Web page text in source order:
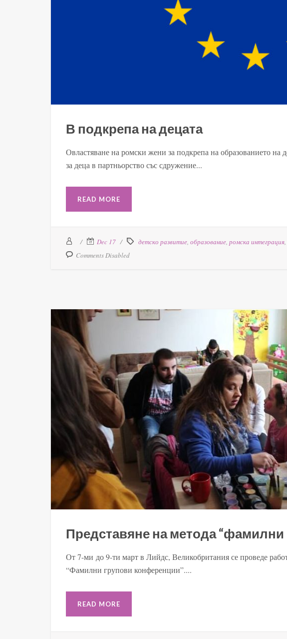
В подкрепа на децата
Овластяване на ромски жени за подкрепа на образованието на
за деца в партньорство със сдружение...
READ MORE
Dec 17 детско развитие, образование, ромска интеграция,
Comments Disabled
Представяне на метода
От 7-ми до 9-ти март в Лийдс, Великобритания се проведе
“Фамилни групови конференции”....
READ MORE